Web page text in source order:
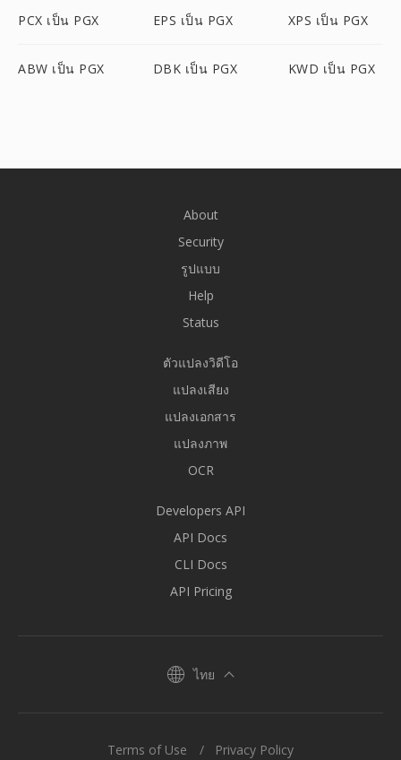
PCX เป็น PGX EPS เป็น PGX XPS เป็น PGX
ABW เป็น PGX DBK เป็น PGX KWD เป็น PGX
About
Security
รูปแบบ
Help
Status
ตัวแปลงวิดีโอ
แปลงเสียง
แปลงเอกสาร
แปลงภาพ
OCR
Developers API
API Docs
CLI Docs
API Pricing
ไทย
Terms of Use Privacy Policy